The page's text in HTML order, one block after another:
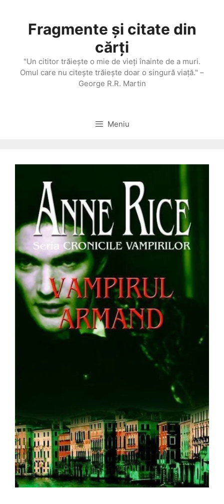
conținutFragmente și citate din
cărți
"Un cititor trăieşte o mie de vieţi înainte de a muri.
Omul care nu citeşte trăieşte doar o singură viaţă." –
George R.R. Martin
Meniu